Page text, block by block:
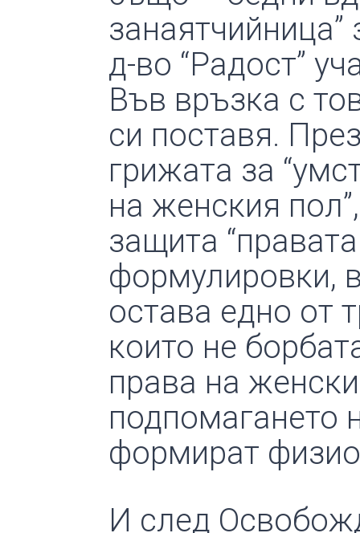
д-во “Радост”
Във връзка с
си поставя.
грижата за
на женския
защита
формулировки,
остава едно от
които не
права на
подпомагането
формират
И след